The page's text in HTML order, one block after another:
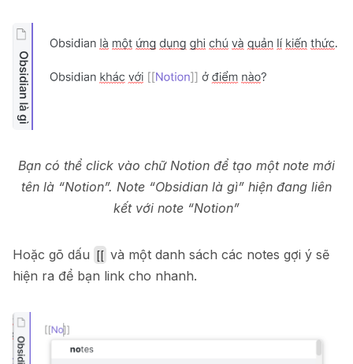
Bạn có thể click vào chữ Notion để tạo một note mới
tên là “Notion”. Note “Obsidian là gì” hiện đang liên
kết với note “Notion”
Hoặc gõ dấu [[ và một danh sách các notes gợi ý sẽ
hiện ra để bạn link cho nhanh.